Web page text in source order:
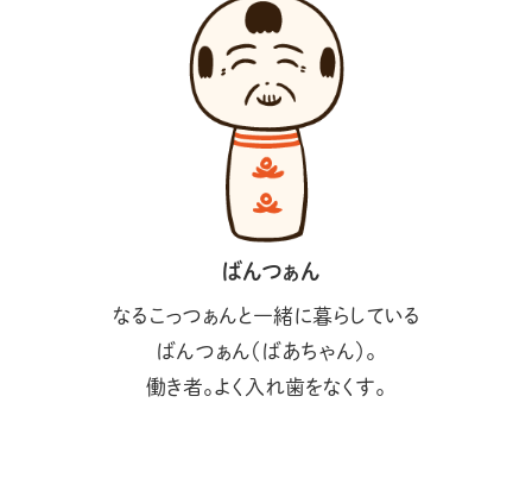
ばんつぁん
なるこっつぁんと一緒に暮らしている
ばんつぁん（ばあちゃん）。
働き者。よく入れ歯をなくす。